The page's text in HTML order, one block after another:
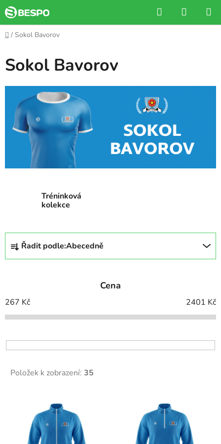
Přejít
na
obsah
Hledat
KOŠÍK
Domů
/ Sokol Bavorov
Sokol Bavorov
Tréninková
kolekce
z
í
p
o
d
u
Řadit podle:Abecedně
Cena
267 Kč 2401 Kč
Položek k zobrazení: 35